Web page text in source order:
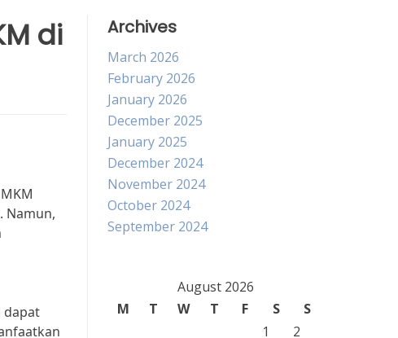
di
Namun,
dapat
Archives
March 2026
February 2026
January 2026
December 2025
January 2025
December 2024
November 2024
October 2024
September 2024
August 2026
M
T W T F S
S
1
2